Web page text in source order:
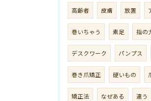
高齢者 皮膚 放置
巻いちゃう 素足 指の
デスクワーク パンプス
巻き爪矯正 硬いもの
矯正法 なぜある 違う